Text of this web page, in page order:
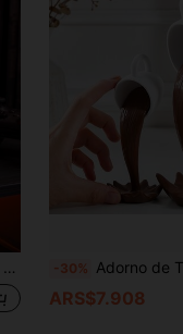
-30% Adorno de Taza de Café Acrílico 2D Flotante,
ARS$7.908